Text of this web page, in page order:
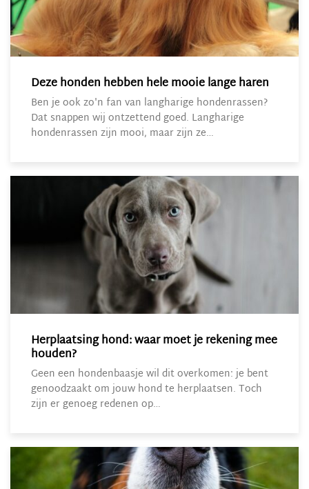
Deze honden hebben hele mooie lange haren
Ben je ook zo'n fan van langharige hondenrassen?
Dat snappen wij ontzettend goed. Langharige
hondenrassen zijn mooi, maar zijn ze…
Herplaatsing hond: waar moet je rekening mee
houden?
Geen een hondenbaasje wil dit overkomen: je bent
genoodzaakt om jouw hond te herplaatsen. Toch
zijn er genoeg redenen op…